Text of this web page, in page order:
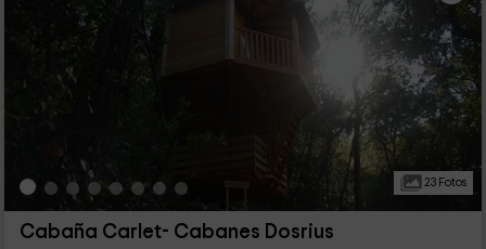
23 Fotos
Cabaña Carlet- Cabanes Dosrius